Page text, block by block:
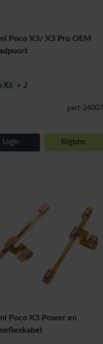
Poco X3/ X3 Pro OEM
part-24007
X3 + 2
Login Register
Poco X3 Power en